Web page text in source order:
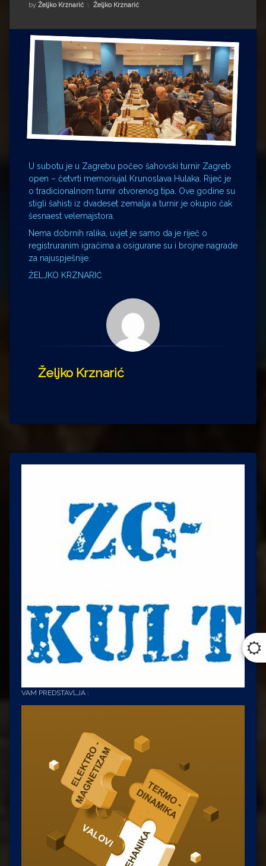
Impressum
Milenko Strižak
Drugi autori
Drugi autori
Matea Andrić
Ljiljana Lekanić-Kljaić
Željko Krznarić
Mario Lovreković
Miroslav Šantek
by Željko Krznarić Kategorije:
Željko Krznarić
U subotu je u Zagrebu počeo šahovski turnir Zagreb
open – četvrti memoriujal Krunoslava Hulaka. Riječ je
o tradicionalnom turnir otvorenog tipa. Ove godine su
stigli šahisti iz dvadeset zemalja a turnir je okupio čak
šesnaest velemajstora.
Nema dobrnih ralika, uvjet je samo da je riječ o
registruranim igračima a osigurane su i brojne nagrade
za najuspješnije.
ŽELJKO KRZNARIĆ
Željko Krznarić
VAM PREDSTAVLJA :